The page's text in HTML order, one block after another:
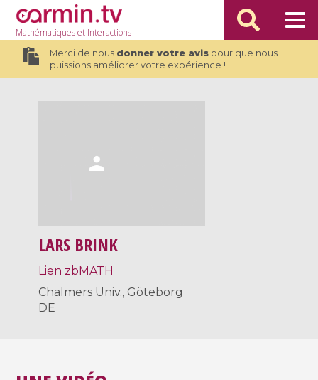
Mathématiqueset Interactions
Merci de nous donner votre avispour que nous
puissions améliorer votre expérience !
LARS BRINK
Lien zbMATH
Chalmers Univ., Göteborg
DE